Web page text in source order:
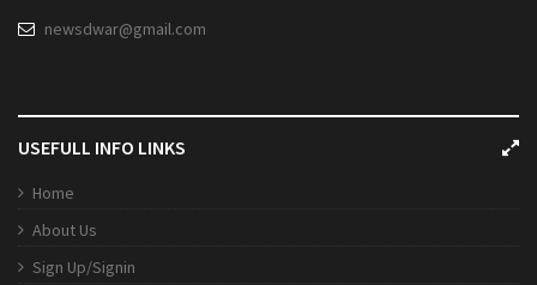
newsdwar@gmail.com
USEFULL INFO LINKS
Home
About Us
Sign Up/Signin